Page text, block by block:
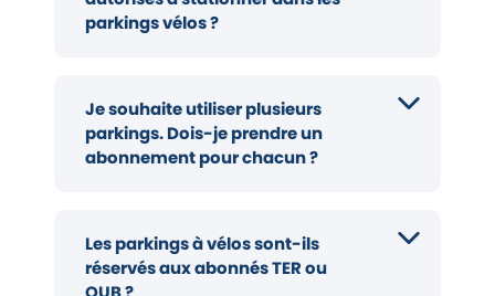
parkings vélos ?
Je souhaite utiliser plusieurs
parkings. Dois-je prendre un
abonnement pour chacun ?
Les parkings à vélos sont-ils
réservés aux abonnés TER ou